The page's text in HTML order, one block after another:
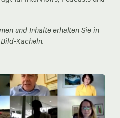
und Inhalte erhalten Sie in
Kacheln.